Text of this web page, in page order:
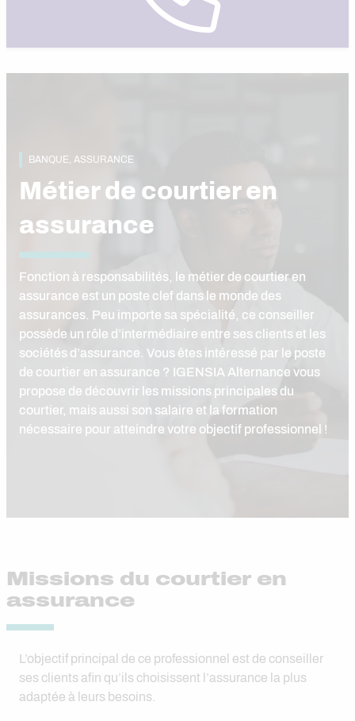
BANQUE, ASSURANCE
Métier de courtier en
assurance
Fonction à responsabilités, le métier de courtier en
assurance est un poste clef dans le monde des
assurances. Peu importe sa spécialité, ce conseiller
possède un rôle d’intermédiaire entre ses clients et les
sociétés d’assurance. Vous êtes intéressé par le poste
de courtier en assurance ? IGENSIA Alternance vous
propose de découvrir les missions principales du
courtier, mais aussi son salaire et la formation
nécessaire pour atteindre votre objectif professionnel !
Missions du courtier en
assurance
L’objectif principal de ce professionnel est de conseiller
ses clients afin qu’ils choisissent l’assurance la plus
adaptée à leurs besoins.